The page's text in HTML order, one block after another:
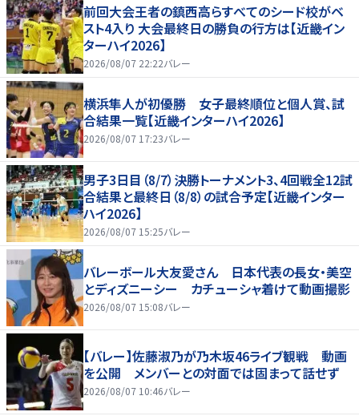
前回大会王者の鎮西高らすべてのシード校がベ
スト4入り 大会最終日の勝負の行方は【近畿イン
ターハイ2026】
2026/08/07 22:22バレー
横浜隼人が初優勝 女子最終順位と個人賞、試
合結果一覧【近畿インターハイ2026】
2026/08/07 17:23バレー
男子3日目（8/7）決勝トーナメント3、4回戦全12試
合結果と最終日（8/8）の試合予定【近畿インター
ハイ2026】
2026/08/07 15:25バレー
バレーボール大友愛さん 日本代表の長女・美空
とディズニーシー カチューシャ着けて動画撮影
2026/08/07 15:08バレー
【バレー】佐藤淑乃が乃木坂46ライブ観戦 動画
を公開 メンバーとの対面では固まって話せず
2026/08/07 10:46バレー